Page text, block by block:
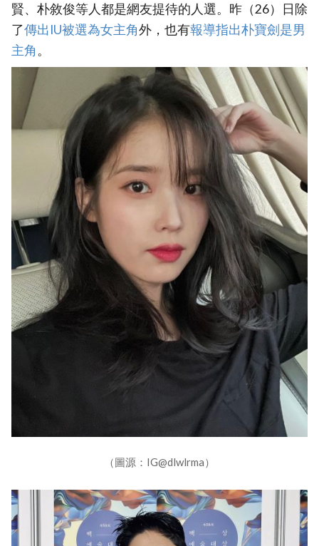
賢、朴敘俊等人都是網友提待的人選。昨（26）日除
了傳出IU被選為女主角外，也有‎報導指出朴寶劍是男
主角 。
（圖源：IG@dlwlrma）